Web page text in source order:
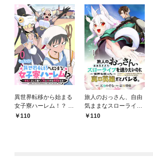
異世界転移から始まる
女子寮ハーレム！？ ～
管理人として働く人間
110
旅人のおっさん、自由
気ままなスローライフ
を送りたいのに世界を
110